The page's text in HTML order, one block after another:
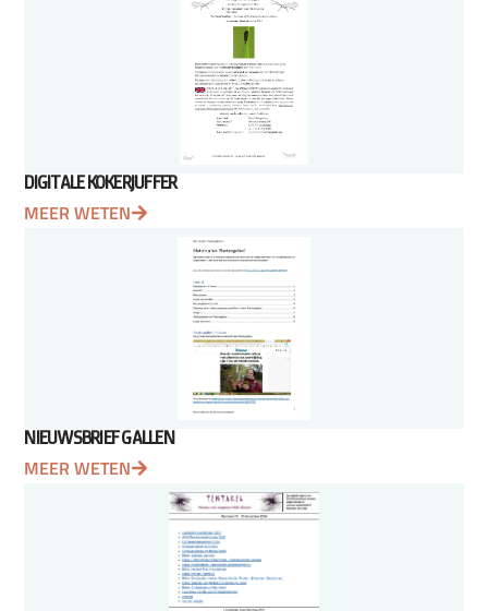
DIGITALE KOKERJUFFER
MEER WETEN
NIEUWSBRIEF GALLEN
MEER WETEN